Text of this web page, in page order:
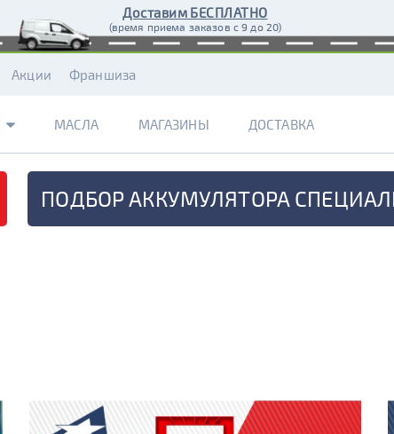
Доставим БЕСПЛАТНО
(время приема заказов с 9 до 20)
Акции Франшиза
МАСЛА МАГАЗИНЫ ДОСТАВКА
ПОДБОР АККУМУЛЯТОРА